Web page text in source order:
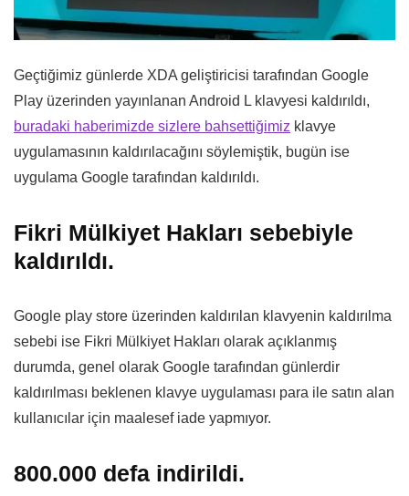
Geçtiğimiz günlerde XDA geliştiricisi tarafından Google
Play üzerinden yayınlanan Android L klavyesi kaldırıldı,
buradaki haberimizde sizlere bahsettiğimiz klavye
uygulamasının kaldırılacağını söylemiştik, bugün ise
uygulama Google tarafından kaldırıldı.
Fikri Mülkiyet Hakları sebebiyle
kaldırıldı.
Google play store üzerinden kaldırılan klavyenin kaldırılma
sebebi ise Fikri Mülkiyet Hakları olarak açıklanmış
durumda, genel olarak Google tarafından günlerdir
kaldırılması beklenen klavye uygulaması para ile satın alan
kullanıcılar için maalesef iade yapmıyor.
800.000 defa indirildi.